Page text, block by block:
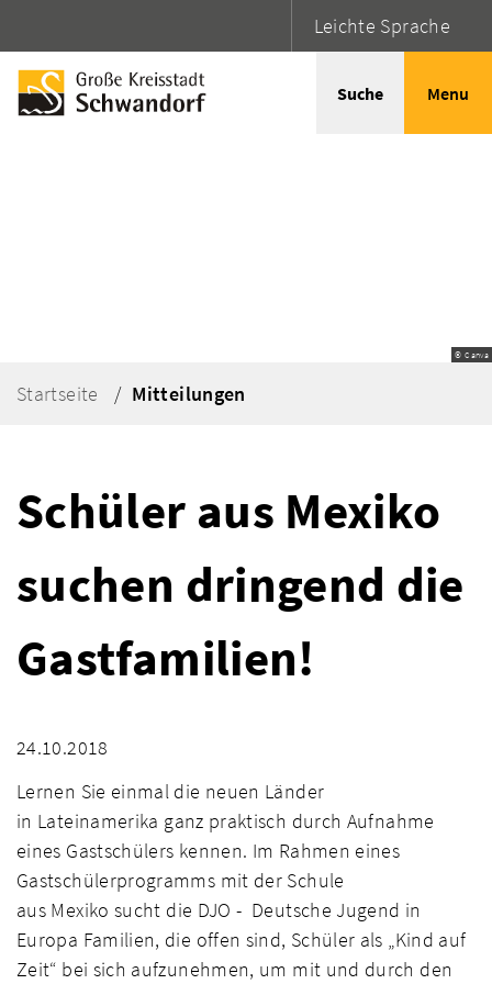
Leichte Sprache
Suche Menu
© Canva
Startseite Mitteilungen
Schüler aus Mexiko
suchen dringend die
Gastfamilien!
24.10.2018
Lernen Sie einmal die neuen Länder
in Lateinamerika ganz praktisch durch Aufnahme
eines Gastschülers kennen. Im Rahmen eines
Gastschülerprogramms mit der Schule
aus Mexiko sucht die DJO - Deutsche Jugend in
Europa Familien, die offen sind, Schüler als „Kind auf
Zeit“ bei sich aufzunehmen, um mit und durch den